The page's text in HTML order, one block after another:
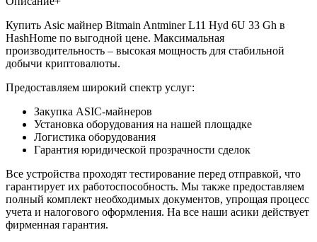
Купить Asic майнер Bitmain Antminer L11 Hyd 6U 33 Gh в
HashHome по выгодной цене. Максимальная
производительность – высокая мощность для стабильной
добычи криптовалюты.
Предоставляем широкий спектр услуг:
Закупка ASIC-майнеров
Установка оборудования на нашей площадке
Логистика оборудования
Гарантия юридической прозрачности сделок
Все устройства проходят тестирование перед отправкой, что
гарантирует их работоспособность. Мы также предоставляем
полный комплект необходимых документов, упрощая процесс
учета и налогового оформления. На все наши асики действует
фирменная гарантия.